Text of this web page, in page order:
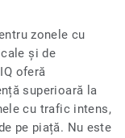
zonele cu
și de
oferă
superioară la
cu trafic intens,
pe piață. Nu este